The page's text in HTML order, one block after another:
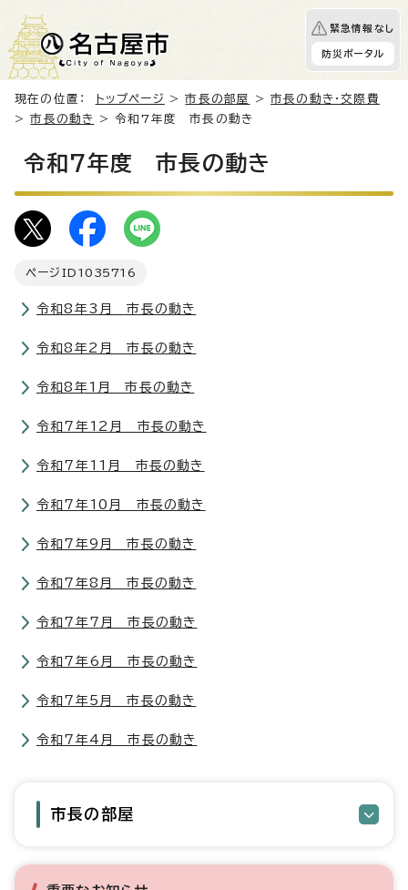
緊急情報なし
防災ポータル
現在の位置： トップページ >市長の部屋 >市長の動き・交際費
>市長の動き > 令和7年度 市長の動き
令和7年度 市長の動き
ページID 1035716
令和8年3月 市長の動き
令和8年2月 市長の動き
令和8年1月 市長の動き
令和7年12月 市長の動き
令和7年11月 市長の動き
令和7年10月 市長の動き
令和7年9月 市長の動き
令和7年8月 市長の動き
令和7年7月 市長の動き
令和7年6月 市長の動き
令和7年5月 市長の動き
令和7年4月 市長の動き
市長の部屋